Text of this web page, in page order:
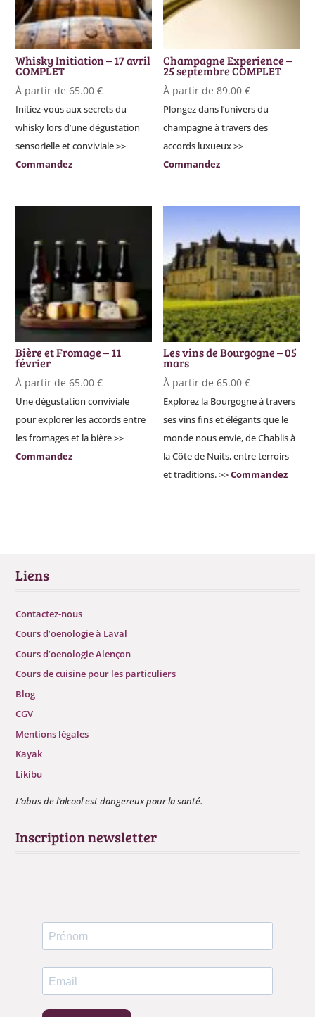
Whisky Initiation – 17 avril
COMPLET
À partir de65.00€
Initiez-vous aux secrets du
whisky lors d’une dégustation
sensorielle et conviviale >>
Commandez
Champagne Experience –
25 septembre COMPLET
À partir de89.00€
Plongez dans l’univers du
champagne à travers des
accords luxueux >>
Commandez
Bière et Fromage – 11
février
À partir de65.00€
Une dégustation conviviale
pour explorer les accords entre
les fromages et la bière >>
Commandez
Les vins de Bourgogne – 05
mars
À partir de65.00€
Explorez la Bourgogne à travers
ses vins fins et élégants que le
monde nous envie, de Chablis à
la Côte de Nuits, entre terroirs
et traditions. >>Commandez
Liens
Contactez-nous
Cours d’oenologie à Laval
Cours d’oenologie Alençon
Cours de cuisine pour les particuliers
Blog
CGV
Mentions légales
Kayak
Likibu
L’abus de l’alcool est dangereux pour la santé.
Inscription newsletter